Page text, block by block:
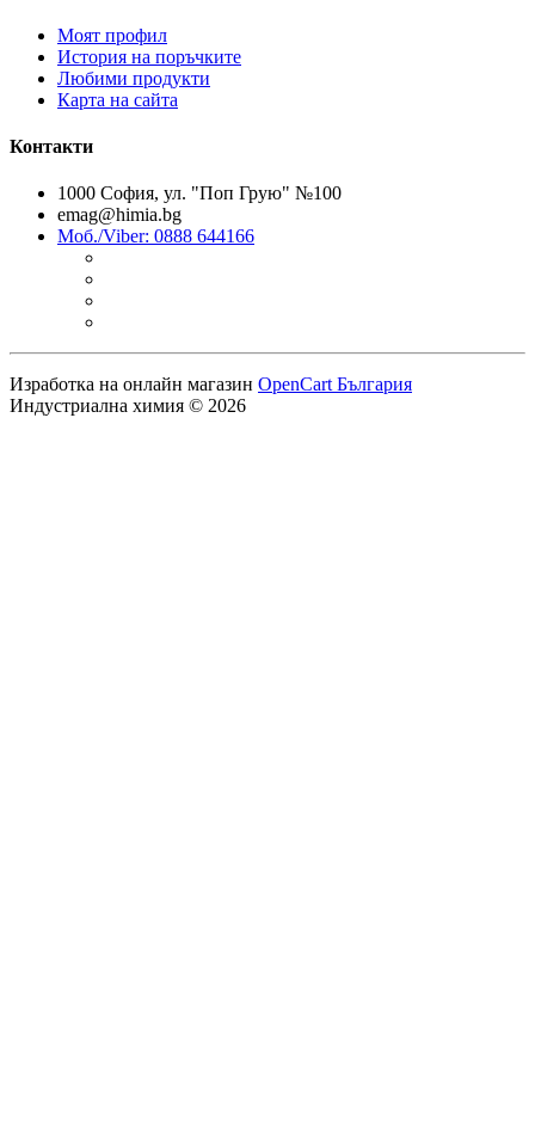
Моят профил
История на поръчките
Любими продукти
Карта на сайта
Контакти
1000 София, ул. "Поп Грую" №100
emag@himia.bg
Моб./Viber: 0888 644166
Изработка на онлайн магазин OpenCart България
Индустриална химия © 2026